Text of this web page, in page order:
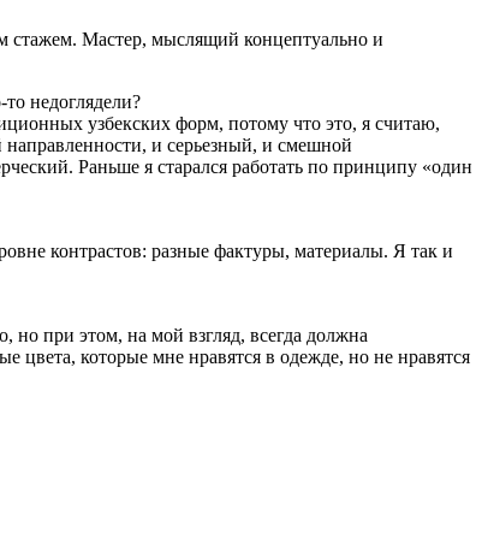
стажем. Мастер, мыслящий концептуально и
недоглядели?
узбекских форм, потому что это, я считаю,
и серьезный, и смешной
Раньше я старался работать по принципу «один
контрастов: разные фактуры, материалы. Я так и
но при этом, на мой взгляд, всегда должна
цвета, которые мне нравятся в одежде, но не нравятся